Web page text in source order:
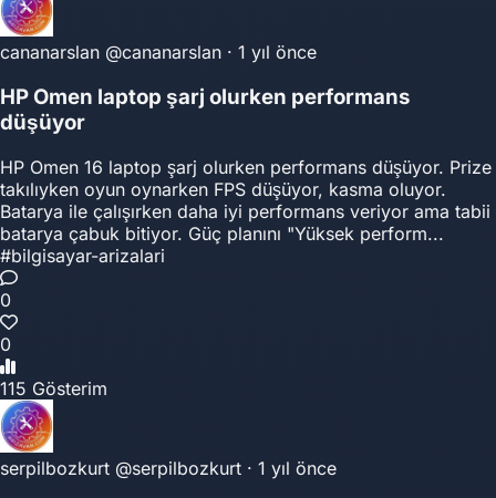
cananarslan @cananarslan · 1 yıl önce
HP Omen laptop şarj olurken performans
düşüyor
HP Omen 16 laptop şarj olurken performans düşüyor. Prize
takılıyken oyun oynarken FPS düşüyor, kasma oluyor.
Batarya ile çalışırken daha iyi performans veriyor ama tabii
batarya çabuk bitiyor. Güç planını "Yüksek perform...
#bilgisayar-arizalari
0
0
115 Gösterim
serpilbozkurt @serpilbozkurt · 1 yıl önce